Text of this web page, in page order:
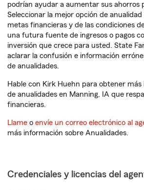
podrían ayudar a aumentar sus ahorros
Seleccionar la mejor opción de
metas financieras y de las condiciones
una futura fuente de ingresos o pagos
inversión que crece para usted. State
aclarar la confusión e información
de anualidades.
Hable con Kirk Huehn para obtener
de anualidades en Manning, IA que
financieras.
Llame o envíe un correo electrónico al
más información sobre Anualidades.
Credenciales y licencias del